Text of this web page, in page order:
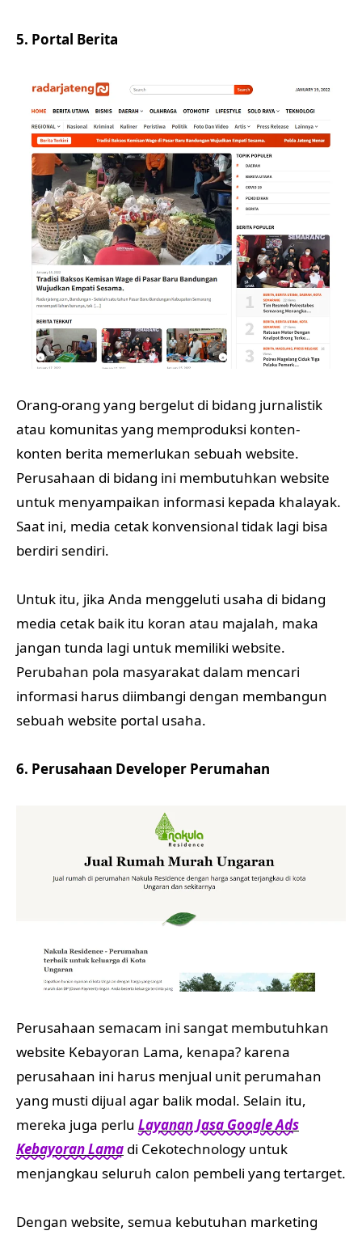
5. Portal Berita
Orang-orang yang bergelut di bidang jurnalistik
atau komunitas yang memproduksi konten-
konten berita memerlukan sebuah website.
Perusahaan di bidang ini membutuhkan website
untuk menyampaikan informasi kepada khalayak.
Saat ini, media cetak konvensional tidak lagi bisa
berdiri sendiri.
Untuk itu, jika Anda menggeluti usaha di bidang
media cetak baik itu koran atau majalah, maka
jangan tunda lagi untuk memiliki website.
Perubahan pola masyarakat dalam mencari
informasi harus diimbangi dengan membangun
sebuah website portal usaha.
6. Perusahaan Developer Perumahan
Perusahaan semacam ini sangat membutuhkan
website Kebayoran Lama, kenapa? karena
perusahaan ini harus menjual unit perumahan
yang musti dijual agar balik modal. Selain itu,
mereka juga perlu Layanan Jasa Google Ads
Kebayoran Lama di Cekotechnology untuk
menjangkau seluruh calon pembeli yang tertarget.
Dengan website, semua kebutuhan marketing